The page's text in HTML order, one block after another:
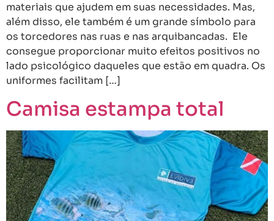
materiais que ajudem em suas necessidades. Mas,
além disso, ele também é um grande símbolo para
os torcedores nas ruas e nas arquibancadas. Ele
consegue proporcionar muito efeitos positivos no
lado psicológico daqueles que estão em quadra. Os
uniformes facilitam […]
Camisa estampa total